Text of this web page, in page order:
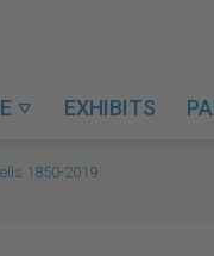
 EXHIBITS
1850-2019